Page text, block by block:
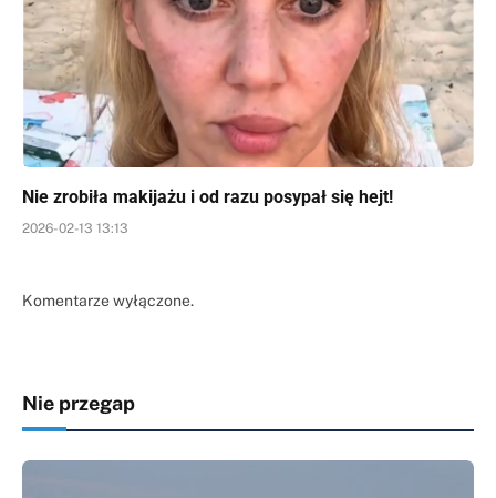
Nie zrobiła makijażu i od razu posypał się hejt!
2026-02-13 13:13
Komentarze wyłączone.
Nie przegap